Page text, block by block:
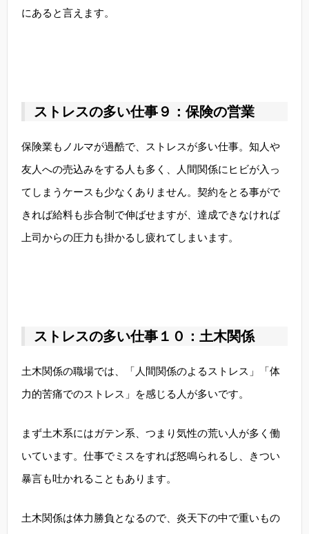
にあると言えます。
ストレスの多い仕事９：保険の営業
保険業もノルマが過酷で、ストレスが多い仕事。知人や
友人への売込みをする人も多く、人間関係にヒビが入っ
てしまうケースも少なくありません。契約をとる事がで
きれば給料も歩合制で伸ばせますが、達成できなければ
上司からの圧力も掛かるし疲れてしまいます。
ストレスの多い仕事１０：土木関係
土木関係の職場では、「人間関係のよるストレス」「体
力的苦痛でのストレス」を感じる人が多いです。
まず土木系にはガテン系、つまり気性の荒い人が多く働
いています。仕事でミスをすれば怒鳴られるし、きつい
暴言も吐かれることもあります。
土木関係は体力勝負となるので、炎天下の中で重いもの